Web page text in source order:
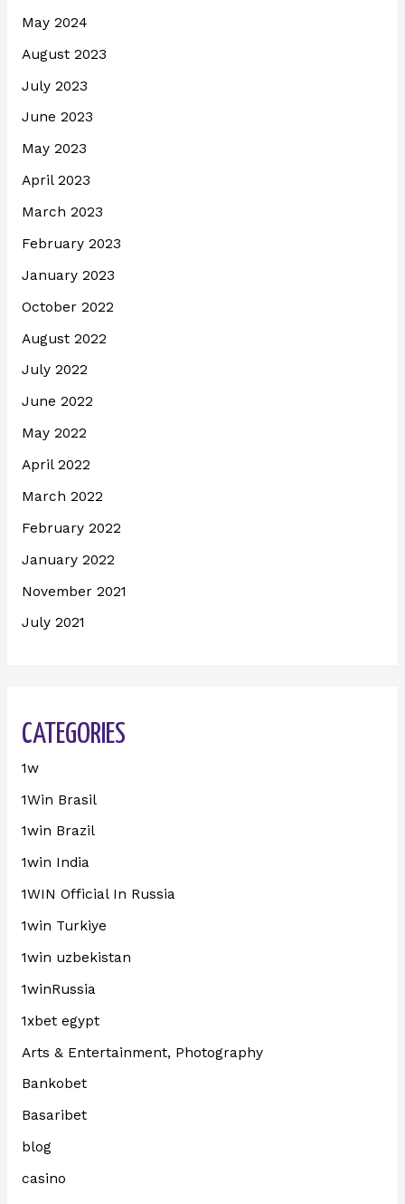
May 2024
August 2023
July 2023
June 2023
May 2023
April 2023
March 2023
February 2023
January 2023
October 2022
August 2022
July 2022
June 2022
May 2022
April 2022
March 2022
February 2022
January 2022
November 2021
July 2021
CATEGORIES
1w
1Win Brasil
1win Brazil
1win India
1WIN Official In Russia
1win Turkiye
1win uzbekistan
1winRussia
1xbet egypt
Arts & Entertainment, Photography
Bankobet
Basaribet
blog
casino